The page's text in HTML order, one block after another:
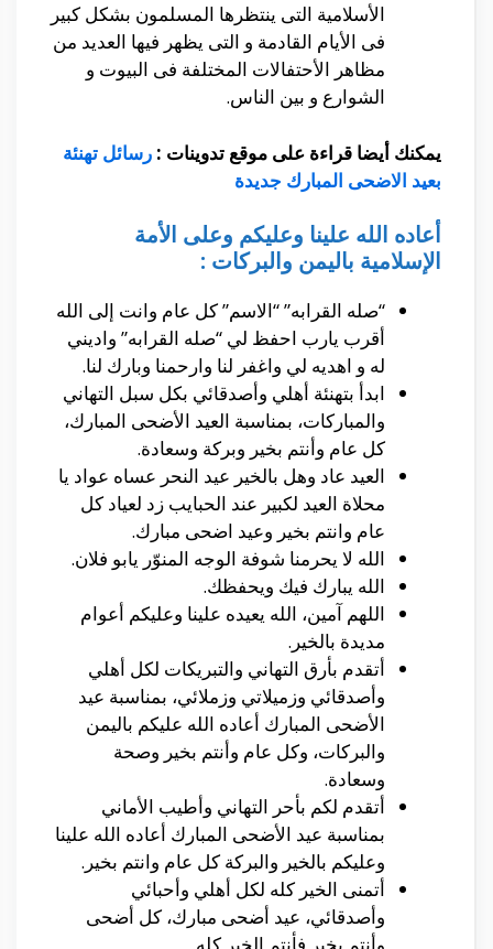
الأسلامية التى ينتظرها المسلمون بشكل كبير
فى الأيام القادمة و التى يظهر فيها العديد من
مظاهر الأحتفالات المختلفة فى البيوت و
الشوارع و بين الناس.
يمكنك أيضا قراءة على موقع تدوينات : رسائل تهنئة
بعيد الاضحى المبارك جديدة
أعاده الله علينا وعليكم وعلى الأمة
الإسلامية باليمن والبركات :
“صله القرابه” “الاسم” كل عام وانت إلى الله
أقرب يارب احفظ لي “صله القرابه” واديني
له و اهديه لي واغفر لنا وارحمنا وبارك لنا.
ابدأ بتهنئة أهلي وأصدقائي بكل سبل التهاني
والمباركات، بمناسبة العيد الأضحى المبارك،
كل عام وأنتم بخير وبركة وسعادة.
العيد عاد وهل بالخير عيد النحر عساه عواد يا
محلاة العيد لكبير عند الحبايب زد لعياد كل
عام وانتم بخير وعيد اضحى مبارك.
الله لا يحرمنا شوفة الوجه المنوّر يابو فلان.
الله يبارك فيك ويحفظك.
اللهم آمين، الله يعيده علينا وعليكم أعوام
مديدة بالخير.
أتقدم بأرق التهاني والتبريكات لكل أهلي
وأصدقائي وزميلاتي وزملائي، بمناسبة عيد
الأضحى المبارك أعاده الله عليكم باليمن
والبركات، وكل عام وأنتم بخير وصحة
وسعادة.
أتقدم لكم بأحر التهاني وأطيب الأماني
بمناسبة عيد الأضحى المبارك أعاده الله علينا
وعليكم بالخير والبركة كل عام وانتم بخير.
أتمنى الخير كله لكل أهلي وأحبائي
وأصدقائي، عيد أضحى مبارك، كل أضحى